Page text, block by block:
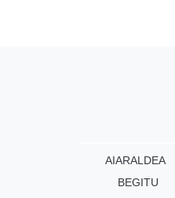
AIARALDEA
BEGITU